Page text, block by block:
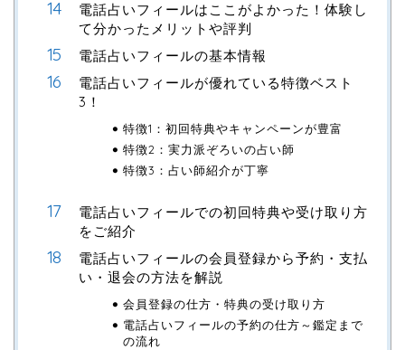
電話占いフィールはここがよかった！体験し
て分かったメリットや評判
電話占いフィールの基本情報
電話占いフィールが優れている特徴ベスト
3！
特徴1：初回特典やキャンペーンが豊富
特徴2：実力派ぞろいの占い師
特徴3：占い師紹介が丁寧
電話占いフィールでの初回特典や受け取り方
をご紹介
電話占いフィールの会員登録から予約・支払
い・退会の方法を解説
会員登録の仕方・特典の受け取り方
電話占いフィールの予約の仕方～鑑定まで
の流れ